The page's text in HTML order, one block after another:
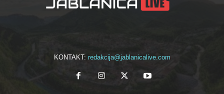
KONTAKT: redakcija@jablanicalive.com